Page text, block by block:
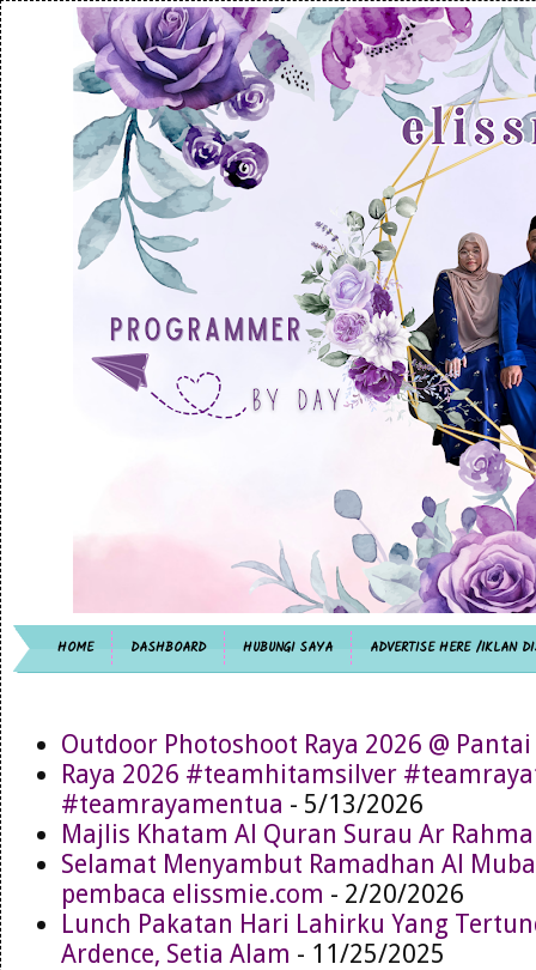
HOME DASHBOARD HUBUNGI SAYA ADVERTISE HERE /IKLAN
Outdoor Photoshoot Raya 2026 @ Pantai
Raya 2026 #teamhitamsilver
#teamrayamentua - 5/13/2026
Majlis Khatam Al Quran Surau Ar
Selamat Menyambut Ramadhan Al
pembaca elissmie.com - 2/20/2026
Lunch Pakatan Hari Lahirku Yang
Ardence, Setia Alam - 11/25/2025